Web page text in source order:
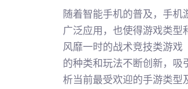
随着智能手机的普及，手
广泛应用，也使得游戏类型
风靡一时的战术竞技类游戏
的种类和玩法不断创新，吸
析当前最受欢迎的手游类型